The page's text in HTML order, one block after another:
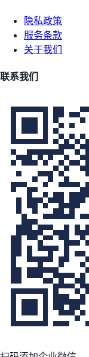
隐私政策
服务条款
关于我们
联系我们